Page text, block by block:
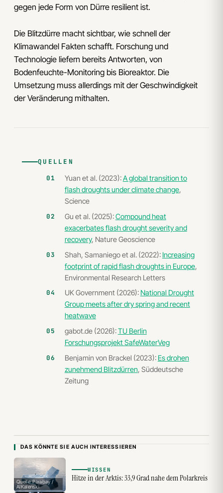
gegen jede Form von Dürre resilient ist.
Die Blitzdürre macht sichtbar, wie schnell der
Klimawandel Fakten schafft. Forschung und
Technologie liefern bereits Antworten, von
Bodenfeuchte-Monitoring bis Bioreaktor. Die
Umsetzung muss allerdings mit der Geschwindigkeit
der Veränderung mithalten.
QUELLEN
Yuan et al. (2023):A global transition to
flash droughts under climate change,
Science
Gu et al. (2025):Compound heat
exacerbates flash drought severity and
recovery, Nature Geoscience
Shah, Samaniego et al. (2022): Increasing
footprint of rapid flash droughts in Europe,
Environmental Research Letters
UK Government (2026): National Drought
Group meets after dry spring and recent
heatwave
gabot.de (2026):TU Berlin
Forschungsprojekt SafeWaterVeg
Benjamin von Brackel (2023): Es drohen
zunehmend Blitzdürren, Süddeutsche
Zeitung
DAS KÖNNTE SIE AUCH INTERESSIEREN
Quelle: Pixabay /
AlKalenski
WISSEN
Hitze in der Arktis: 33,9 Grad nahe dem Polarkreis